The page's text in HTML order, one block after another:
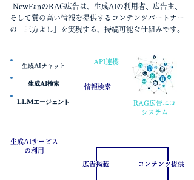
NewFanのRAG広告は、生成AIの利用者、広告主、
そして質の高い情報を提供するコンテンツパートナー
の「三方よし」を実現する、持続可能な仕組みです。
API連携
情報検索
生成AIチャット
生成AI検索
LLMエージェント
RAG広告エコ
システム
生成AIサービス
の利用
コンテンツ提供
広告掲載